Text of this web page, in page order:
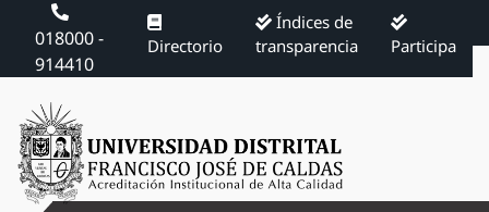
018000 -
914410
Directorio
Índices de
transparencia
Participa